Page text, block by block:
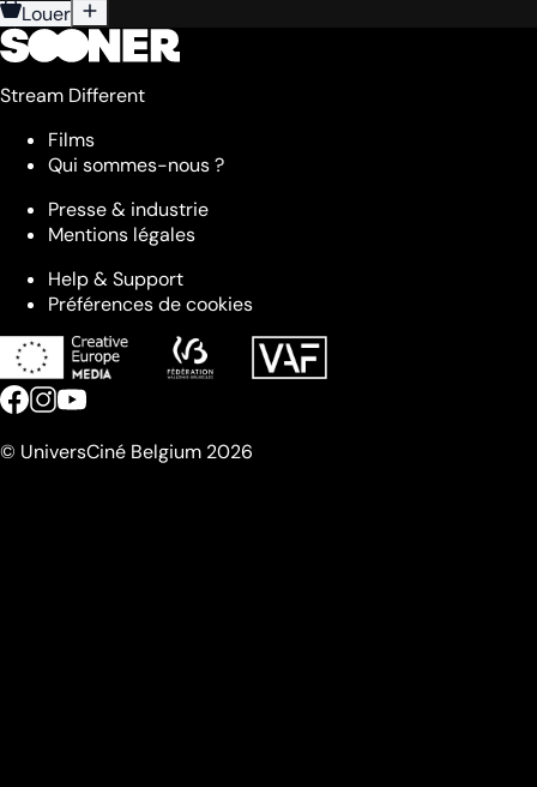
Louer
Stream Different
Films
Qui sommes-nous ?
Presse & industrie
Mentions légales
Help & Support
Préférences de cookies
© UniversCiné Belgium 2026